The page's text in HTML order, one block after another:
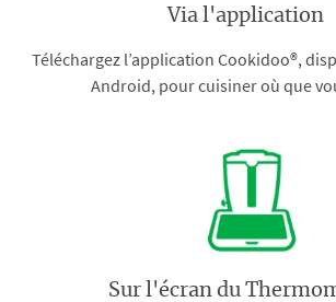
Via l'application
Téléchargez l’application Cookidoo®,
Android, pour cuisiner où que
Sur l'écran du